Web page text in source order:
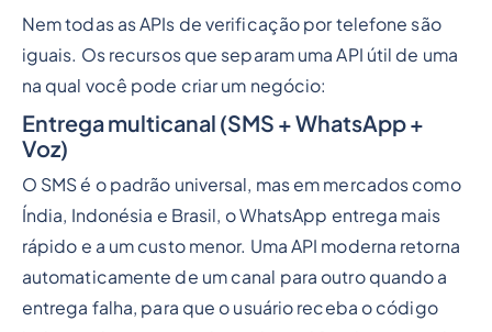
Nem todas as APIs de verificação por telefone são
iguais. Os recursos que separam uma API útil de uma
na qual você pode criar um negócio:
Entrega multicanal (SMS + WhatsApp +
Voz)
O SMS é o padrão universal, mas em mercados como
Índia, Indonésia e Brasil, o WhatsApp entrega mais
rápido e a um custo menor. Uma API moderna retorna
automaticamente de um canal para outro quando a
entrega falha, para que o usuário receba o código